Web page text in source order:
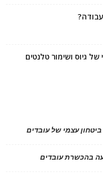
בהכשרת עובדים